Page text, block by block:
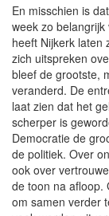
En misschien is
week zo
heeft Nijkerk laten
zich uitspreken
bleef de grootste,
veranderd. De
laat zien dat het
scherper is
Democratie de
de politiek. Over
ook over
de toon na afloop.
om samen verder